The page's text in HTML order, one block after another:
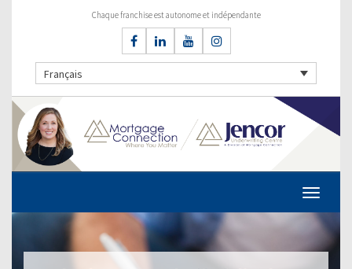
Chaque franchise est autonome et indépendante
Français